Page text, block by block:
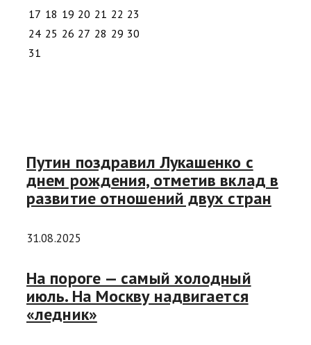
17 18 19 20 21 22 23
24 25 26 27 28 29 30
31
Путин поздравил Лукашенко с
днем рождения, отметив вклад в
развитие отношений двух стран
31.08.2025
На пороге — самый холодный
июль. На Москву надвигается
«ледник»